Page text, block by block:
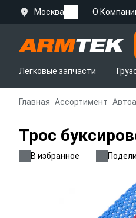
Москва О
Легковые запчасти
Главная Ассортимент
Трос
В избранное